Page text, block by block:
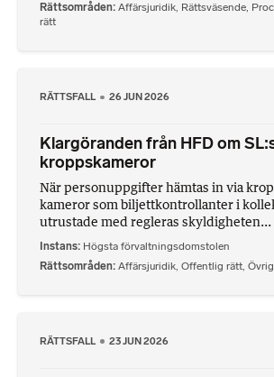
Rättsområden Affärsjuridik, Rättsväsende,
rätt
RÄTTSFALL 26 JUN 2026
Klargöranden från HFD om
kroppskameror
När personuppgifter hämtas in via
kameror som biljettkontrollanter i
utrustade med regleras skyldigheten...
Instans Högsta förvaltningsdomstolen
Rättsområden Affärsjuridik, Offentlig rätt,
RÄTTSFALL 23 JUN 2026